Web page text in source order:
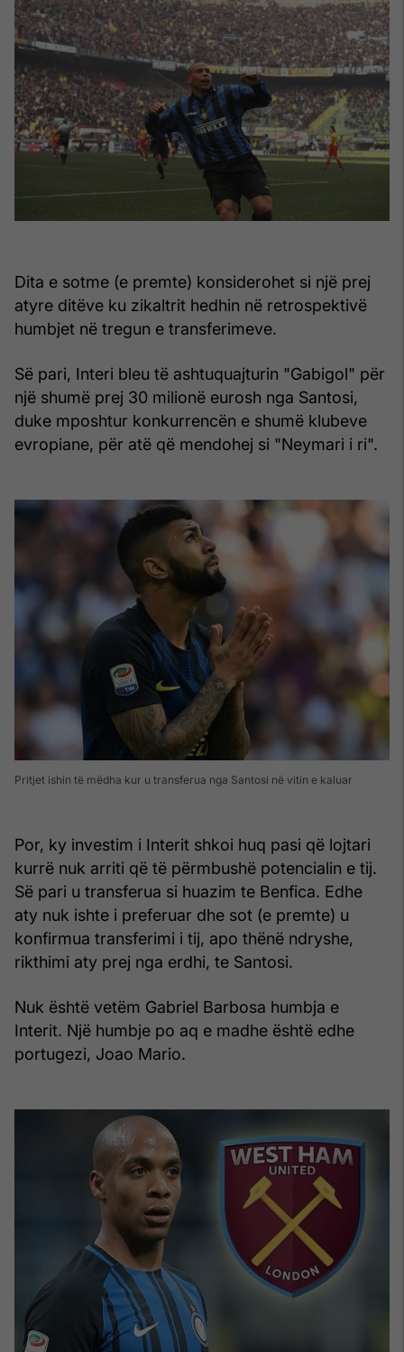
Dita e sotme (e premte) konsiderohet si një prej
atyre ditëve ku zikaltrit hedhin në retrospektivë
humbjet në tregun e transferimeve.
Së pari, Interi bleu të ashtuquajturin "Gabigol" për
një shumë prej 30 milionë eurosh nga Santosi,
duke mposhtur konkurrencën e shumë klubeve
evropiane, për atë që mendohej si "Neymari i ri".
Pritjet ishin të mëdha kur u transferua nga Santosi në vitin e kaluar
Por, ky investim i Interit shkoi huq pasi që lojtari
kurrë nuk arriti që të përmbushë potencialin e tij.
Së pari u transferua si huazim te Benfica. Edhe
aty nuk ishte i preferuar dhe sot (e premte) u
konfirmua transferimi i tij, apo thënë ndryshe,
rikthimi aty prej nga erdhi, te Santosi.
Nuk është vetëm Gabriel Barbosa humbja e
Interit. Një humbje po aq e madhe është edhe
portugezi, Joao Mario.